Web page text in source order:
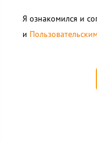
Я ознакомился и
и